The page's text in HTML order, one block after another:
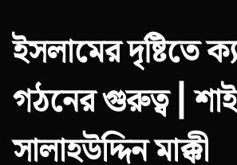
ইসলামের দৃষ্টিতে
গঠনের গুরুত্ব |
সালাহউদ্দিন মাক্কী